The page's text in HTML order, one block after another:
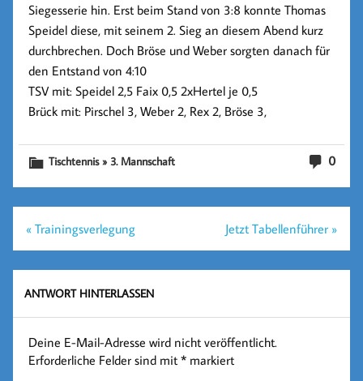
Siegesserie hin. Erst beim Stand von 3:8 konnte Thomas
Speidel diese, mit seinem 2. Sieg an diesem Abend kurz
durchbrechen. Doch Bröse und Weber sorgten danach für
den Entstand von4:10
TSV mit: Speidel 2,5 Faix 0,5 2xHertel je 0,5
Brück mit: Pirschel 3, Weber 2, Rex 2, Bröse 3,
0
Tischtennis » 3. Mannschaft
Beitragsnavigation
« Trainingsverlegung Jetzt Tabellenführer »
ANTWORT HINTERLASSEN
Deine E-Mail-Adresse wird nicht veröffentlicht.
Erforderliche Felder sind mit* markiert